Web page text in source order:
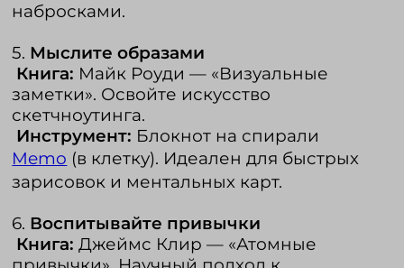
набросками.
5. Мыслите образами
Книга: Майк Роуди — «Визуальные
заметки». Освойте искусство
скетчноутинга.
Инструмент: Блокнот на спирали
Memo (в клетку). Идеален для быстрых
зарисовок и ментальных карт.
6. Воспитывайте привычки
Книга: Джеймс Клир — «Атомные